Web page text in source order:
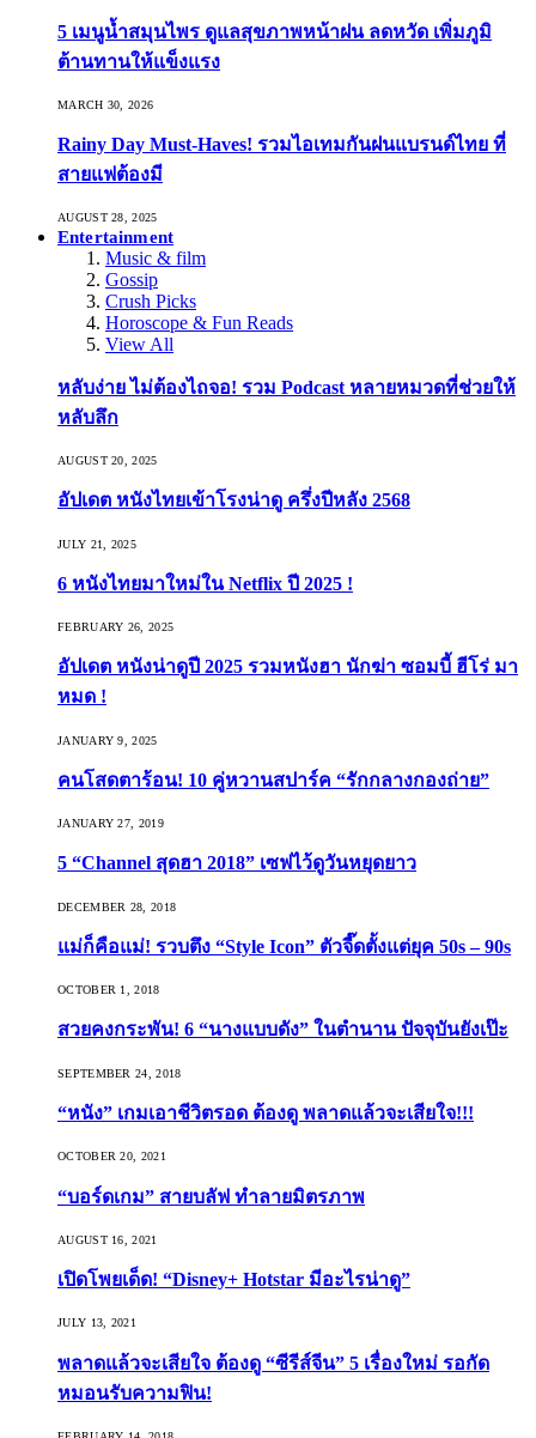
5 เมนูน้ำสมุนไพร ดูแลสุขภาพหน้าฝน ลดหวัด เพิ่มภูมิ
ต้านทานให้แข็งแรง
MARCH 30, 2026
Rainy Day Must-Haves! รวมไอเทมกันฝนแบรนด์ไทย ที่
สายแฟต้องมี
AUGUST 28, 2025
Entertainment
Music & film
Gossip
Crush Picks
Horoscope & Fun Reads
View All
หลับง่าย ไม่ต้องไถจอ! รวม Podcast หลายหมวดที่ช่วยให้
หลับลึก
AUGUST 20, 2025
อัปเดต หนังไทยเข้าโรงน่าดู ครึ่งปีหลัง 2568
JULY 21, 2025
6 หนังไทยมาใหม่ใน Netflix ปี 2025 !
FEBRUARY 26, 2025
อัปเดต หนังน่าดูปี 2025 รวมหนังฮา นักฆ่า ซอมบี้ ฮีโร่ มา
หมด !
JANUARY 9, 2025
คนโสดตาร้อน! 10 คู่หวานสปาร์ค “รักกลางกองถ่าย”
JANUARY 27, 2019
5 “Channel สุดฮา 2018” เซฟไว้ดูวันหยุดยาว
DECEMBER 28, 2018
แม่ก็คือแม่! รวบตึง “Style Icon” ตัวจี๊ดตั้งแต่ยุค 50s – 90s
OCTOBER 1, 2018
สวยคงกระพัน! 6 “นางแบบดัง” ในตำนาน ปัจจุบันยังเป๊ะ
SEPTEMBER 24, 2018
“หนัง” เกมเอาชีวิตรอด ต้องดู พลาดแล้วจะเสียใจ!!!
OCTOBER 20, 2021
“บอร์ดเกม” สายบลัฟ ทำลายมิตรภาพ
AUGUST 16, 2021
เปิดโพยเด็ด! “Disney+ Hotstar มีอะไรน่าดู”
JULY 13, 2021
พลาดแล้วจะเสียใจ ต้องดู “ซีรีส์จีน” 5 เรื่องใหม่ รอกัด
หมอนรับความฟิน!